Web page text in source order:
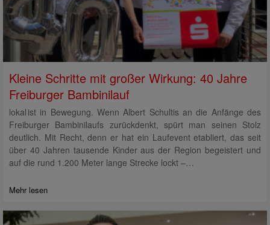
Kleine Schritte mit großer Wirkung: 40 Jahre
Freiburger Bambinilauf
lokal ist in Bewegung. Wenn Albert Schultis an die Anfänge des
Freiburger Bambinilaufs zurückdenkt, spürt man seinen Stolz
deutlich. Mit Recht, denn er hat ein Laufevent etabliert, das seit
über 40 Jahren tausende Kinder aus der Region begeistert und
auf die rund 1.200 Meter lange Strecke lockt –…
Mehr lesen